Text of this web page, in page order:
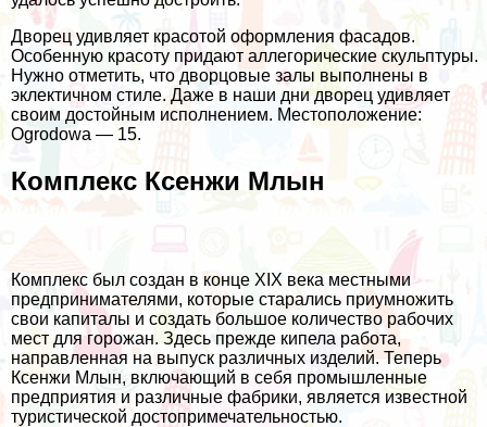
Дворец удивляет красотой оформления фасадов.
Особенную красоту придают аллегорические скульптуры.
Нужно отметить, что дворцовые залы выполнены в
эклектичном стиле. Даже в наши дни дворец удивляет
своим достойным исполнением. Местоположение:
Ogrodowa — 15.
Комплекс Ксенжи Млын
Комплекс был создан в конце XIX века местными
предпринимателями, которые старались приумножить
свои капиталы и создать большое количество рабочих
мест для горожан. Здесь прежде кипела работа,
направленная на выпуск различных изделий. Теперь
Ксенжи Млын, включающий в себя промышленные
предприятия и различные фабрики, является известной
туристической достопримечательностью.